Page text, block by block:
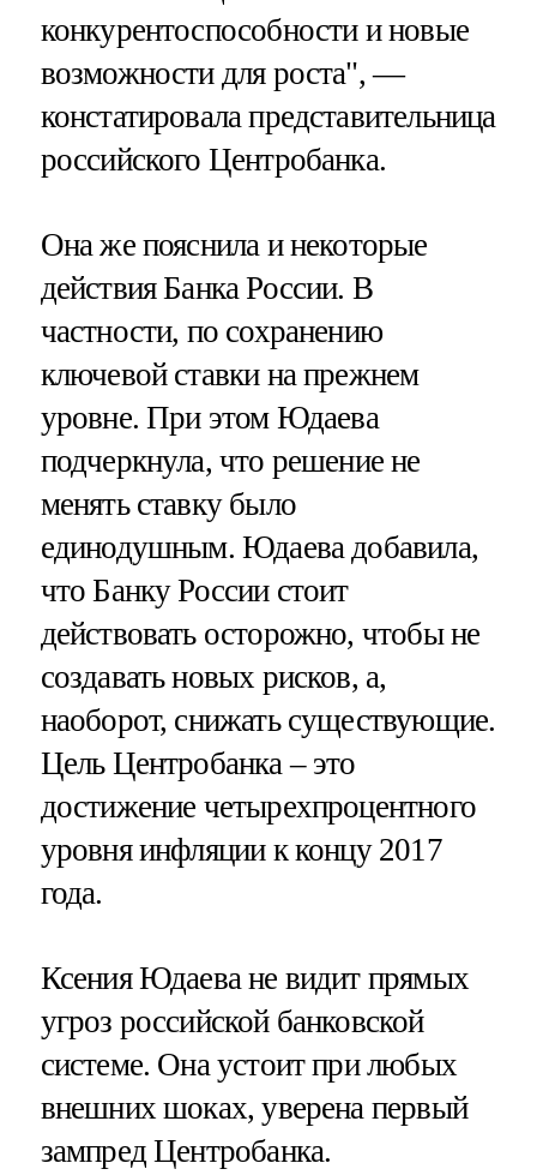
конкурентоспособности и новые
возможности для роста", —
констатировала представительница
российского Центробанка.
Она же пояснила и некоторые
действия Банка России. В
частности, по сохранению
ключевой ставки на прежнем
уровне. При этом Юдаева
подчеркнула, что решение не
менять ставку было
единодушным. Юдаева добавила,
что Банку России стоит
действовать осторожно, чтобы не
создавать новых рисков, а,
наоборот, снижать существующие.
Цель Центробанка – это
достижение четырехпроцентного
уровня инфляции к концу 2017
года.
Ксения Юдаева не видит прямых
угроз российской банковской
системе. Она устоит при любых
внешних шоках, уверена первый
зампред Центробанка.